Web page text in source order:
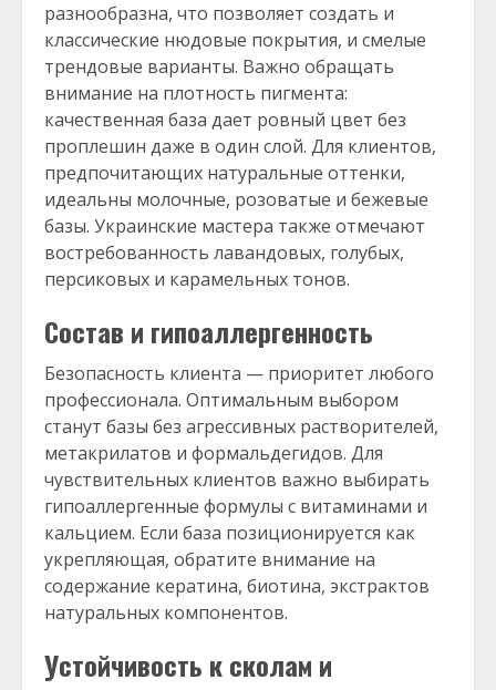
разнообразна, что позволяет создать и
классические нюдовые покрытия, и смелые
трендовые варианты. Важно обращать
внимание на плотность пигмента:
качественная база дает ровный цвет без
проплешин даже в один слой. Для клиентов,
предпочитающих натуральные оттенки,
идеальны молочные, розоватые и бежевые
базы. Украинские мастера также отмечают
востребованность лавандовых, голубых,
персиковых и карамельных тонов.
Состав и гипоаллергенность
Безопасность клиента — приоритет любого
профессионала. Оптимальным выбором
станут базы без агрессивных растворителей,
метакрилатов и формальдегидов. Для
чувствительных клиентов важно выбирать
гипоаллергенные формулы с витаминами и
кальцием. Если база позиционируется как
укрепляющая, обратите внимание на
содержание кератина, биотина, экстрактов
натуральных компонентов.
Устойчивость к сколам и